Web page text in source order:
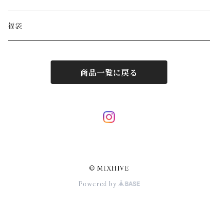
BALENCIAGA
JIL SANDER
ポーチ
その他アクセサリー
福袋
商品一覧に戻る
© MIXHIVE
Powered by